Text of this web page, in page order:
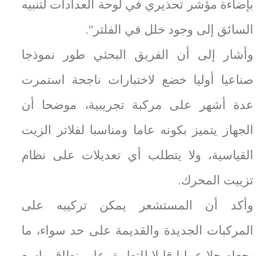
بإضاءة مؤشر تحذيري في لوحة العدادات لتنبيه
السائق إلى وجود خلل في الفلتر".
وأشار إلى أن الفريق البحثي طور نموذجا
صناعيا أوليا خضع لاختبارات ناجحة استمرت
عدة أشهر على مركبة تجريبية، موضحا أن
الجهاز يتميز بكونه عاما ومناسبا لفلاتر الزيت
القياسية، ولا يتطلب أي تعديلات على نظام
تزييت المحرك.
وأكد أن المستشعر يمكن تركيبه على
المركبات الجديدة والقديمة على حد سواء، ما